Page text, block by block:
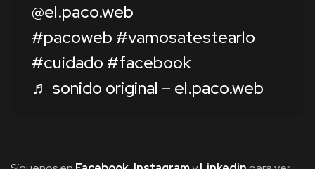
@el.paco.web
#pacoweb #vamosatestearlo
#cuidado #facebook
♬ sonido original – el.paco.web